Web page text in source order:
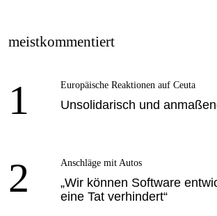
meistkommentiert
1 Europäische Reaktionen auf Ceuta
Unsolidarisch und
2 Anschläge mit Autos
„Wir können Software
eine Tat verhindert“